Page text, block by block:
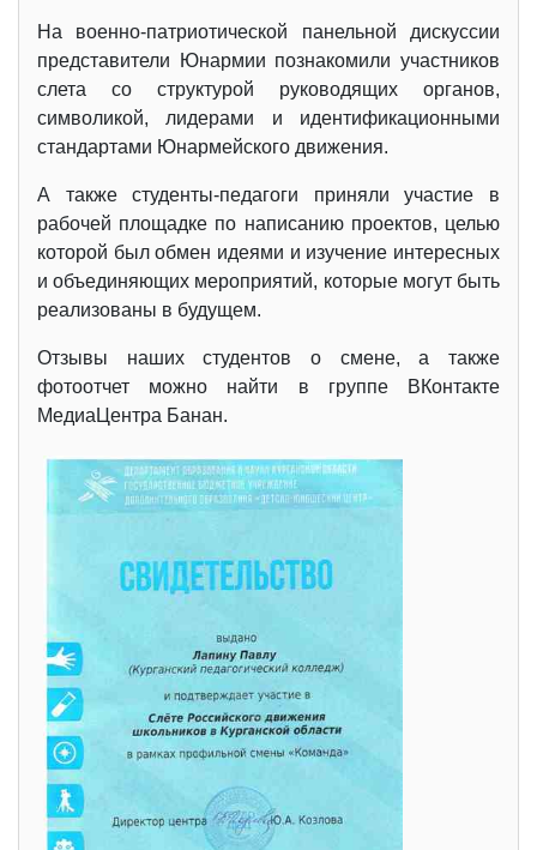
На военно-патриотической панельной дискуссии
представители Юнармии познакомили участников
слета со структурой руководящих органов,
символикой, лидерами и идентификационными
стандартами Юнармейского движения.
А также студенты-педагоги приняли участие в
рабочей площадке по написанию проектов, целью
которой был обмен идеями и изучение интересных
и объединяющих мероприятий, которые могут быть
реализованы в будущем.
Отзывы наших студентов о смене, а также
фотоотчет можно найти в группе ВКонтакте
МедиаЦентра Банан.